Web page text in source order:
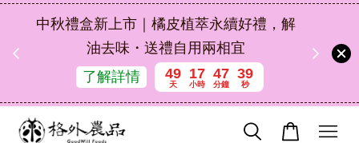
中秋禮盒新上市｜橘皮植萃永續好禮，解
油去味・送禮自用兩相宜
了解詳情
49
天
17
小時
47
分鐘
39
秒